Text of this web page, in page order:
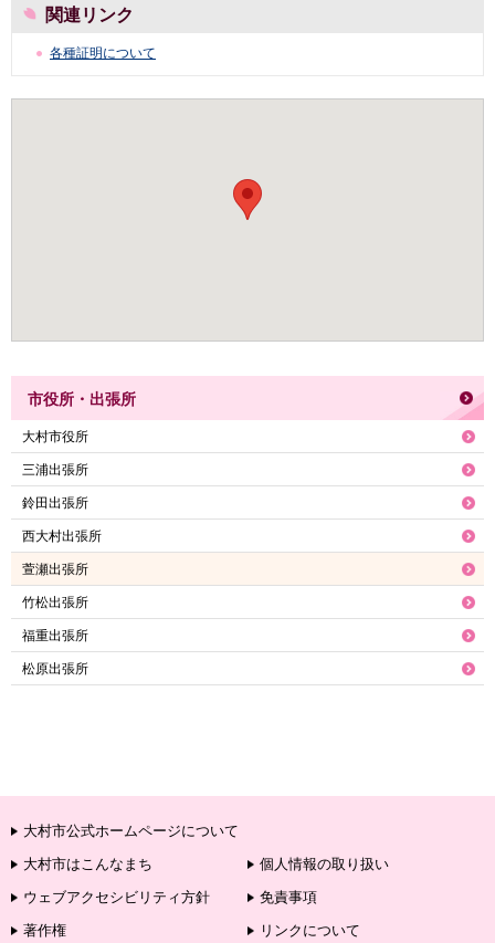
関連リンク
各種証明について
市役所・出張所
大村市役所
三浦出張所
鈴田出張所
西大村出張所
萱瀬出張所
竹松出張所
福重出張所
松原出張所
大村市公式ホームページについて
大村市はこんなまち
個人情報の取り扱い
ウェブアクセシビリティ方針
免責事項
著作権
リンクについて